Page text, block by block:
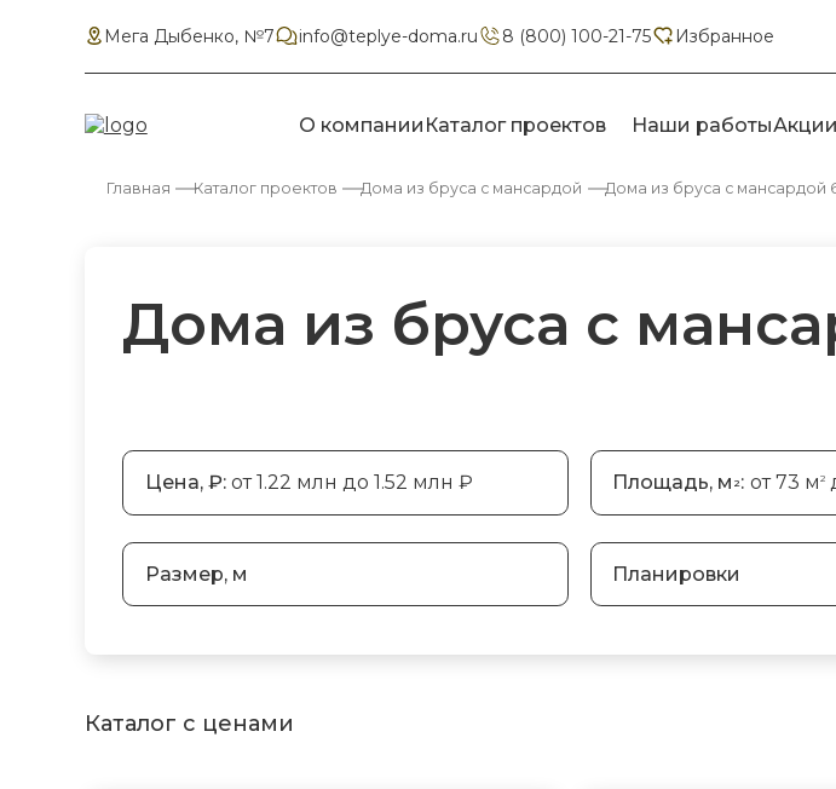
Мега Дыбенко, №7 info@teplye-doma.ru 8 (800) 100-21-75 Избранное
О компании Каталог проектов Наши работыАкции
Главная Каталог проектов Дома из бруса с мансардой Дома из бруса с мансардой
Дома из бруса с
Цена, ₽: от 1.22 млн до 1.52 млн ₽ Площадь, м 2 : от 73 м2
Размер, м Планировки
Каталог с ценами